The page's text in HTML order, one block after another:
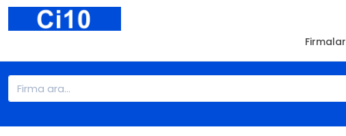
Firmalar